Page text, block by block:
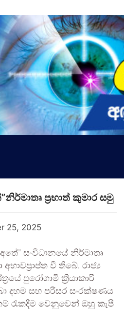
ප්‍රභාත් කුමාර සමු
25, 2025
සංවිධානයේ නිර්මාතෘ
වී තිබේ. රාජ්‍ය
පුරෝගාමී ක්‍රියාකාරි
දහම සහ පරිසර සංරක්ෂණය
රැකදීම වෙනුවෙන් ඔහු කැපී